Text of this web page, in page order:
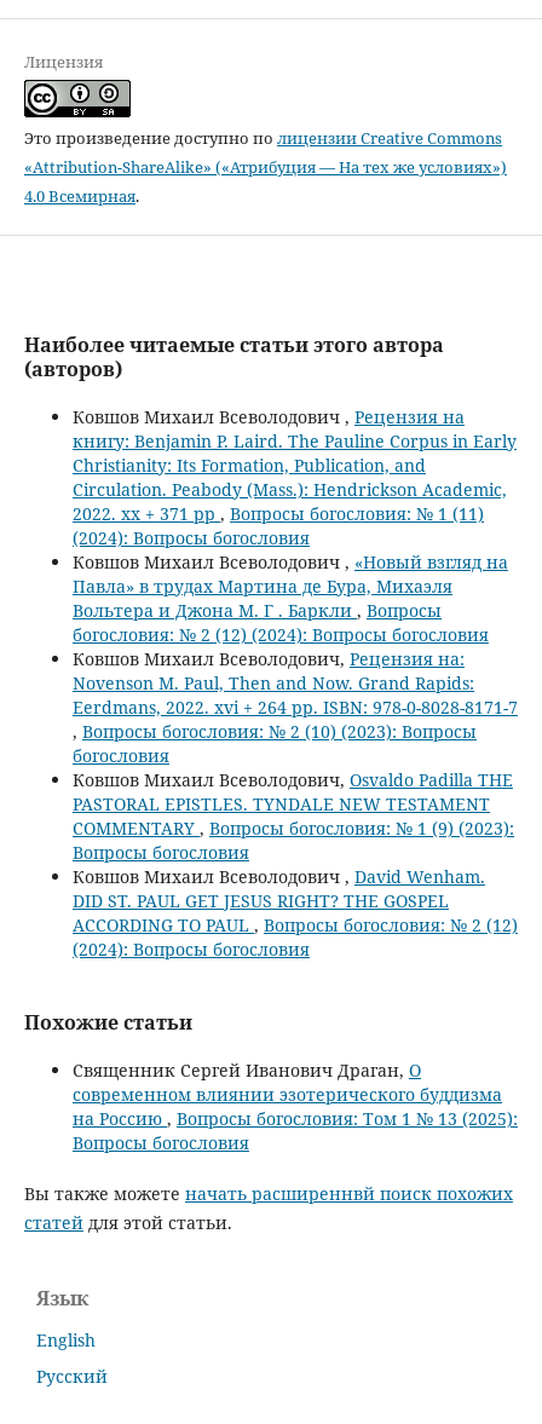
Лицензия
Это произведение доступно по лицензии Creative Commons
«Attribution-ShareAlike» («Атрибуция — На тех же условиях»)
4.0 Всемирная.
Наиболее читаемые статьи этого автора
(авторов)
Ковшов Михаил Всеволодович , Рецензия на
книгу: Benjamin P. Laird. The Pauline Corpus in Early
Christianity: Its Formation, Publication, and
Circulation. Peabody (Mass.): Hendrickson Academic,
2022. xx + 371 pp , Вопросы богословия: № 1 (11)
(2024): Вопросы богословия
Ковшов Михаил Всеволодович , «Новый взгляд на
Павла» в трудах Мартина де Бура, Михаэля
Вольтера и Джона М. Г . Баркли , Вопросы
богословия: № 2 (12) (2024): Вопросы богословия
Ковшов Михаил Всеволодович, Рецензия на:
Novenson M. Paul, Then and Now. Grand Rapids:
Eerdmans, 2022. xvi + 264 pp. ISBN: 978-0-8028-8171-7
, Вопросы богословия: № 2 (10) (2023): Вопросы
богословия
Ковшов Михаил Всеволодович, Osvaldo Padilla THE
PASTORAL EPISTLES. TYNDALE NEW TESTAMENT
COMMENTARY , Вопросы богословия: № 1 (9) (2023):
Вопросы богословия
Ковшов Михаил Всеволодович , David Wenham.
DID ST. PAUL GET JESUS RIGHT? THE GOSPEL
ACCORDING TO PAUL , Вопросы богословия: № 2 (12)
(2024): Вопросы богословия
Похожие статьи
Священник Сергей Иванович Драган, О
современном влиянии эзотерического буддизма
на Россию , Вопросы богословия: Том 1 № 13 (2025):
Вопросы богословия
Вы также можете начать расширеннвй поиск похожих
статейдля этой статьи.
Язык
English
Русский